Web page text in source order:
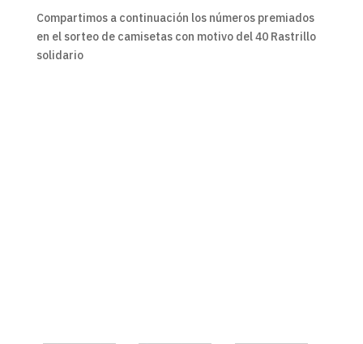
Compartimos a continuación los números premiados
en el sorteo de camisetas con motivo del 40 Rastrillo
solidario